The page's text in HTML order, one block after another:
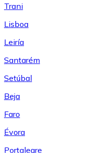
Trani
Lisboa
Leiría
Santarém
Setúbal
Beja
Faro
Évora
Portalegre